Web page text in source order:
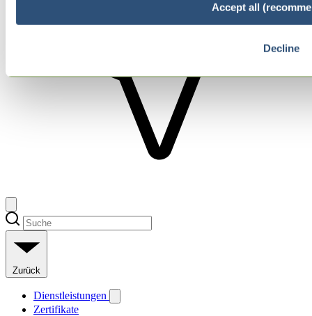
Accept all
Decline
Zurück
Dienstleistungen
Zertifikate